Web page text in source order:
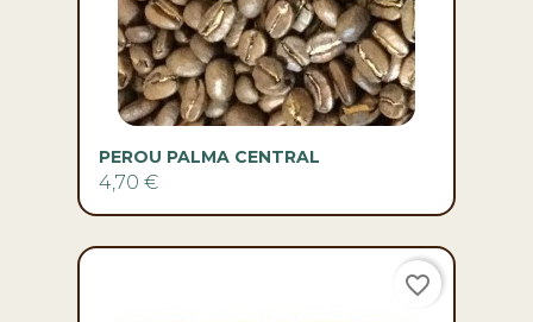
PEROU PALMA CENTRAL
4,70 €
favorite_border